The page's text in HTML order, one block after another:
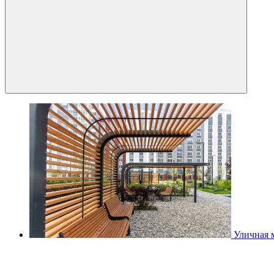
Уличная